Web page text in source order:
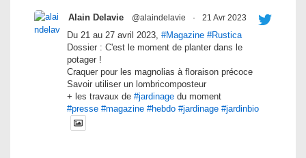
Alain Delavie @alaindelavie · 21 Avr 2023
Du 21 au 27 avril 2023, #Magazine #Rustica
Dossier : C'est le moment de planter dans le
potager !
Craquer pour les magnolias à floraison précoce
Savoir utiliser un lombricomposteur
+ les travaux de #jardinage du moment
#presse #magazine #hebdo #jardinage #jardinbio